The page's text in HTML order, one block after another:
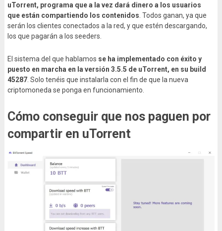
uTorrent, programa que a la vez dará dinero a los usuarios
que están compartiendo los contenidos . Todos ganan, ya que
serán los clientes conectados a la red, y que estén descargando,
los que pagarán a los seeders.
El sistema del que hablamos se ha implementado con éxito y
puesto en marcha en la versión 3.5.5 de uTorrent, en su build
45287. Solo tenéis que instalarla con el fin de que la nueva
criptomoneda se ponga en funcionamiento.
Cómo conseguir que nos paguen por
compartir en uTorrent